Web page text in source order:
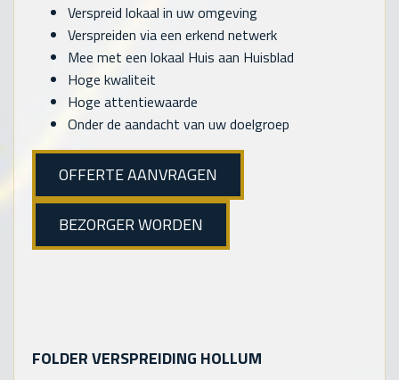
Verspreid lokaal in uw omgeving
Verspreiden via een erkend netwerk
Mee met een lokaal Huis aan Huisblad
Hoge kwaliteit
Hoge attentiewaarde
Onder de aandacht van uw doelgroep
OFFERTE AANVRAGEN
BEZORGER WORDEN
FOLDER VERSPREIDING HOLLUM